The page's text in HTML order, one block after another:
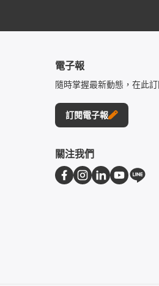
電子報
隨時掌握最新動態，在此
訂閱電子報
關注我們